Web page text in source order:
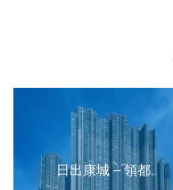
日出康城 – 領都